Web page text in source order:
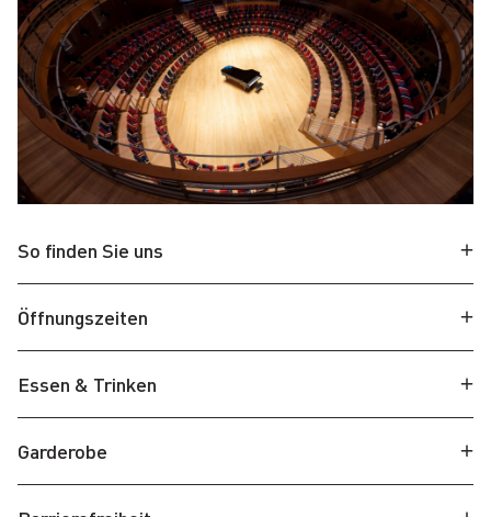
So finden Sie uns
Öffnungszeiten
Essen & Trinken
Garderobe